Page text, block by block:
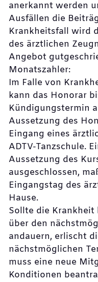
anerkannt werden
Ausfällen die
Krankheitsfall wird
des ärztlichen
Angebot
Monatszahler:
Im Falle von
kann das Honorar
Kündigungstermin
Aussetzung des
Eingang eines
ADTV-Tanzschule.
Aussetzung des
ausgeschlossen,
Eingangstag des
Hause.
Sollte die Krankheit
über den
andauern, erlischt
nächstmöglichen
muss eine neue
Konditionen